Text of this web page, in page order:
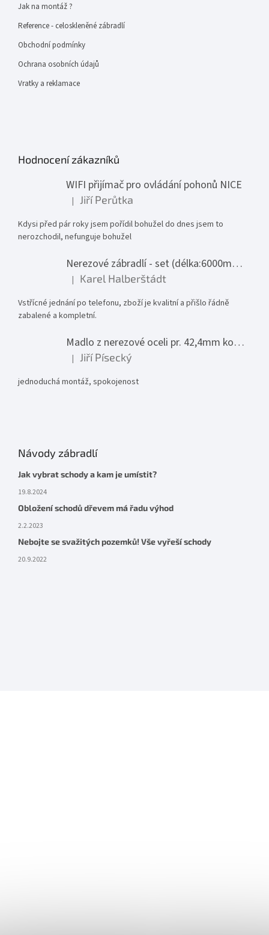
Jak na montáž ?
Reference - celoskleněné zábradlí
Obchodní podmínky
Ochrana osobních údajů
Vratky a reklamace
Hodnocení zákazníků
WIFI přijímač pro ovládání pohonů NICE
Hodnocení produktu je 1 z 5 hvězdiček.
| Jiří Perůtka
Kdysi před pár roky jsem pořídil bohužel do dnes jsem to
nerozchodil, nefunguje bohužel
Nerezové zábradlí - set (délka:6000mm x výška:1000mm)
Hodnocení produktu je 5 z 5 hvězdiček.
| Karel Halberštádt
Vstřícné jednání po telefonu, zboží je kvalitní a přišlo řádně
zabalené a kompletní.
Madlo z nerezové oceli pr. 42,4mm komplet - model 0116 - 3000mm
Hodnocení produktu je 5 z 5 hvězdiček.
| Jiří Písecký
jednoduchá montáž, spokojenost
Návody zábradlí
Jak vybrat schody a kam je umístit?
19.8.2024
Obložení schodů dřevem má řadu výhod
2.2.2023
Nebojte se svažitých pozemků! Vše vyřeší schody
20.9.2022